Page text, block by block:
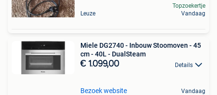
Leuze
Topzoekertje
Vandaag
Miele DG2740 - Inbouw Stoomoven - 45
cm - 40L - DualSteam
€ 1.099,00 Details
Bezoek website Vandaag